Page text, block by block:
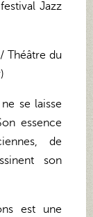
Jazz
du
se laisse
essence
de
son
est une